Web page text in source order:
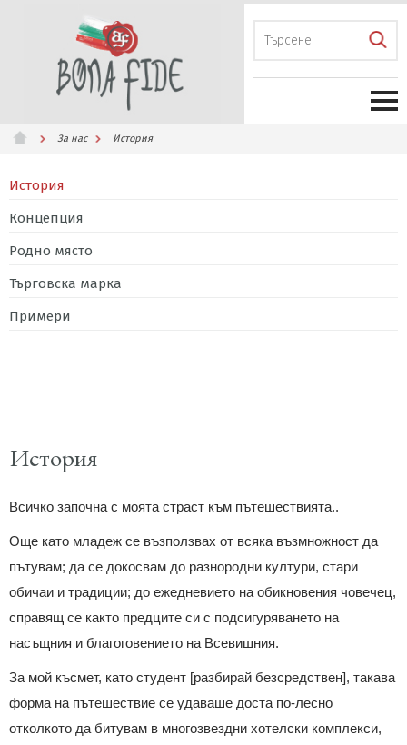
За нас История
История
Концепция
Родно място
Търговска марка
Примери
История
Всичко започна с моята страст към пътешествията..
Още като младеж се възползвах от всяка възмножност да
пътувам; да се докосвам до разнородни култури, стари
обичаи и традиции; до ежедневието на обикновения човечец,
справящ се както предците си с подсигуряването на
насъщния и благоговението на Всевишния.
За мой късмет, като студент [разбирай безсредствен], такава
форма на пътешествие се удаваше доста по-лесно
отколкото да битувам в многозвездни хотелски комплекси,